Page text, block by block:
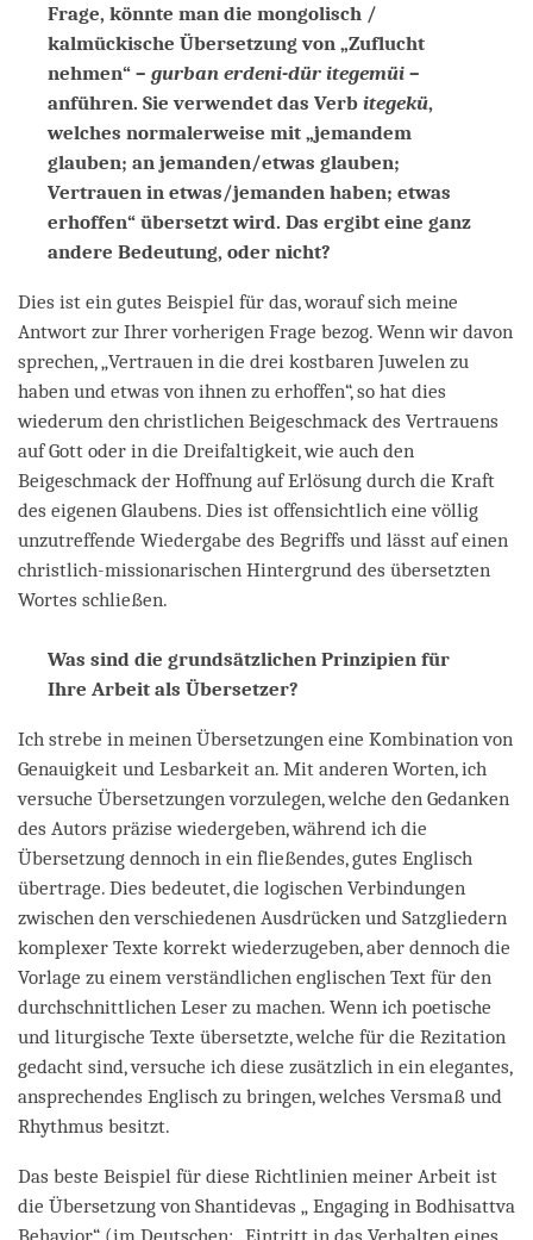
Frage, könnte man die mongolisch /
kalmückische Übersetzung von „Zuflucht
nehmen“ – gurban erdeni-dür itegemüi –
anführen. Sie verwendet das Verb itegekü,
welches normalerweise mit „jemandem
glauben; an jemanden/etwas glauben;
Vertrauen in etwas/jemanden haben; etwas
erhoffen“ übersetzt wird. Das ergibt eine ganz
andere Bedeutung, oder nicht?
Dies ist ein gutes Beispiel für das, worauf sich meine
Antwort zur Ihrer vorherigen Frage bezog. Wenn wir davon
sprechen, „Vertrauen in die drei kostbaren Juwelen zu
haben und etwas von ihnen zu erhoffen“, so hat dies
wiederum den christlichen Beigeschmack des Vertrauens
auf Gott oder in die Dreifaltigkeit, wie auch den
Beigeschmack der Hoffnung auf Erlösung durch die Kraft
des eigenen Glaubens. Dies ist offensichtlich eine völlig
unzutreffende Wiedergabe des Begriffs und lässt auf einen
christlich-missionarischen Hintergrund des übersetzten
Wortes schließen.
Was sind die grundsätzlichen Prinzipien für
Ihre Arbeit als Übersetzer?
Ich strebe in meinen Übersetzungen eine Kombination von
Genauigkeit und Lesbarkeit an. Mit anderen Worten, ich
versuche Übersetzungen vorzulegen, welche den Gedanken
des Autors präzise wiedergeben, während ich die
Übersetzung dennoch in ein fließendes, gutes Englisch
übertrage. Dies bedeutet, die logischen Verbindungen
zwischen den verschiedenen Ausdrücken und Satzgliedern
komplexer Texte korrekt wiederzugeben, aber dennoch die
Vorlage zu einem verständlichen englischen Text für den
durchschnittlichen Leser zu machen. Wenn ich poetische
und liturgische Texte übersetzte, welche für die Rezitation
gedacht sind, versuche ich diese zusätzlich in ein elegantes,
ansprechendes Englisch zu bringen, welches Versmaß und
Rhythmus besitzt.
Das beste Beispiel für diese Richtlinien meiner Arbeit ist
die Übersetzung von Shantidevas „ Engaging in Bodhisattva